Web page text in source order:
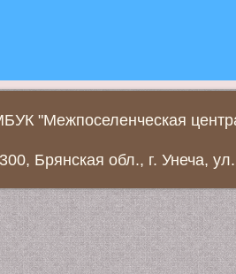
"Межпоселенческая
Брянская обл., г. Унеча,